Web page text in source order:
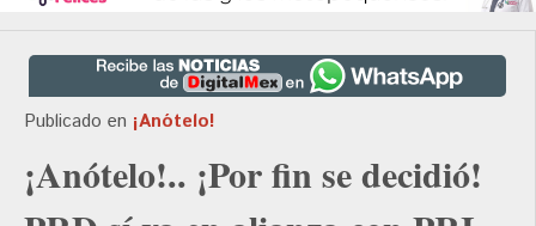
Publicado en ¡Anótelo!
¡Anótelo!.. ¡Por fin se decidió!